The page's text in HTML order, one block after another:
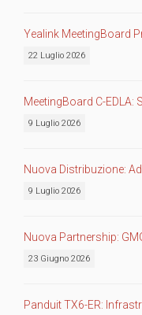
Yealink MeetingBoard
22 Luglio 2026
MeetingBoard C-EDLA:
9 Luglio 2026
Nuova Distribuzione:
9 Luglio 2026
Nuova Partnership:
23 Giugno 2026
Panduit TX6-ER: